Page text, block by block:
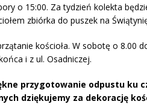
o 15:00. Za tydzień kolekta
zbiórka do puszek na
kościoła. W sobotę o 8.00
i z ul. Osadniczej.
przygotowanie odpustu ku
dziękujemy za dekorację